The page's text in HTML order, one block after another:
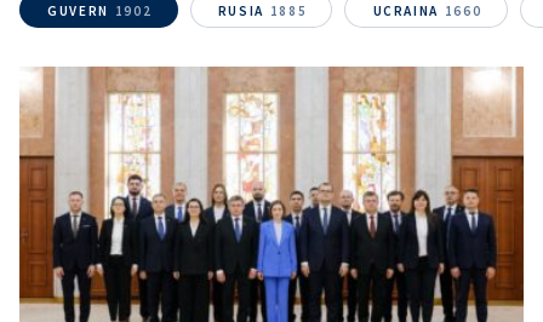
GUVERN 1902 RUSIA 1885 UCRAINA 1660